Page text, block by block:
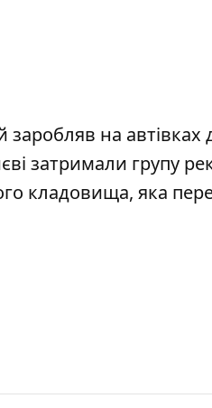
на автівках
затримали групу
кладовища, яка